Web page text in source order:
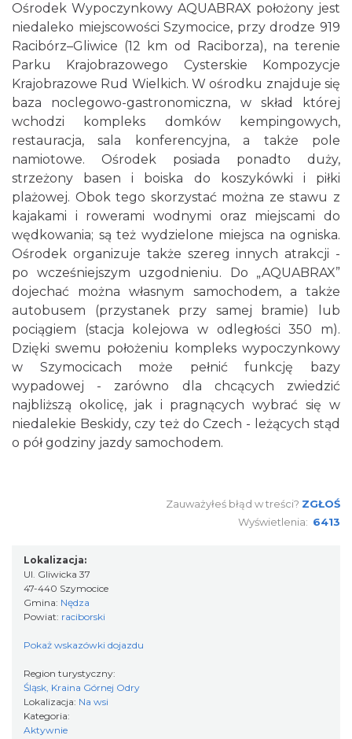
Ośrodek Wypoczynkowy AQUABRAX położony jest
niedaleko miejscowości Szymocice, przy drodze 919
Racibórz–Gliwice (12 km od Raciborza), na terenie
Parku Krajobrazowego Cysterskie Kompozycje
Krajobrazowe Rud Wielkich. W ośrodku znajduje się
baza noclegowo-gastronomiczna, w skład której
wchodzi kompleks domków kempingowych,
restauracja, sala konferencyjna, a także pole
namiotowe. Ośrodek posiada ponadto duży,
strzeżony basen i boiska do koszykówki i piłki
plażowej. Obok tego skorzystać można ze stawu z
kajakami i rowerami wodnymi oraz miejscami do
wędkowania; są też wydzielone miejsca na ogniska.
Ośrodek organizuje także szereg innych atrakcji -
po wcześniejszym uzgodnieniu. Do „AQUABRAX”
dojechać można własnym samochodem, a także
autobusem (przystanek przy samej bramie) lub
pociągiem (stacja kolejowa w odległości 350 m).
Dzięki swemu położeniu kompleks wypoczynkowy
w Szymocicach może pełnić funkcję bazy
wypadowej - zarówno dla chcących zwiedzić
najbliższą okolicę, jak i pragnących wybrać się w
niedalekie Beskidy, czy też do Czech - leżących stąd
o pół godziny jazdy samochodem.
Zauważyłeś błąd w treści? ZGŁOŚ
Wyświetlenia: 6413
Lokalizacja:
Ul. Gliwicka 37
47-440 Szymocice
Gmina: Nędza
Powiat: raciborski
Pokaż wskazówki dojazdu
Region turystyczny:
Śląsk, Kraina Górnej Odry
Lokalizacja: Na wsi
Kategoria:
Aktywnie